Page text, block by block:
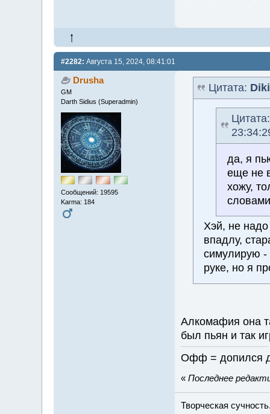
#2282: Августа 15, 2024, 08:41:01
Drusha
GM
Darth Sidius (Superadmin)
Сообщений: 19595
Karma: 184
Цитата:
да, я
еще не
хожу,
Хэй, не
впадлу,
симулирую -
руке, но я
Алкомафия она
был пьян и так
Офф = допился
« Последнее
Творческая